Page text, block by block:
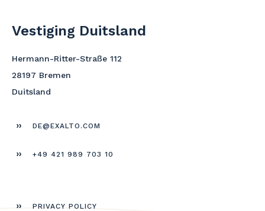
Vestiging Duitsland
Hermann-Ritter-Straße 112
28197 Bremen
Duitsland
DE@EXALTO.COM
+49 421 989 703 10
PRIVACY POLICY